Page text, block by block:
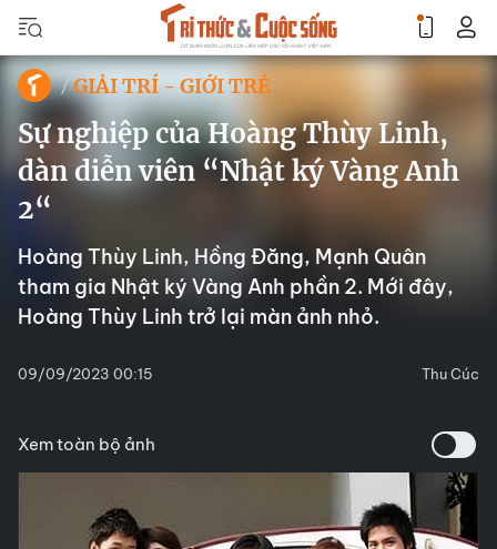
GIẢI TRÍ - GIỚI TRẺ
Sự nghiệp của Hoàng Thùy Linh,
dàn diễn viên “Nhật ký Vàng Anh
2“
Hoàng Thùy Linh, Hồng Đăng, Mạnh Quân
tham gia Nhật ký Vàng Anh phần 2. Mới đây,
Hoàng Thùy Linh trở lại màn ảnh nhỏ.
09/09/2023 00:15 Thu Cúc
Xem toàn bộ ảnh